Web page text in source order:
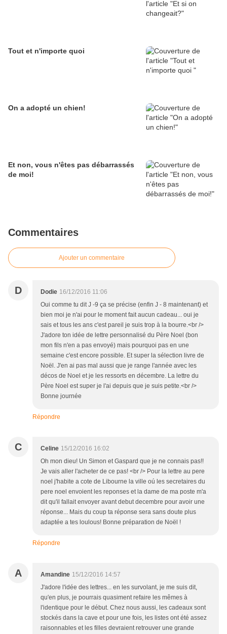
Tout et n'importe quoi
On a adopté un chien!
Et non, vous n'êtes pas débarrassés
de moi!
Commentaires
Ajouter un commentaire
D Dodie 16/12/2016 11:06
Oui comme tu dit J -9 ça se précise (enfin J - 8 maintenant) et
bien moi je n'ai pour le moment fait aucun cadeau... oui je
sais et tous les ans c'est pareil je suis trop à la bourre.<br />
J'adore ton idée de lettre personnalisé du Père Noel (bon
mon fils n'en a pas envoyé) mais pourquoi pas en une
semaine c'est encore possible. Et super la sélection livre de
Noël. J'en ai pas mal aussi que je range l'année avec les
décos de Noel et je les ressorts en décembre. La lettre du
Père Noel est super je l'ai depuis que je suis petite.<br />
Bonne journée
Répondre
C Celine 15/12/2016 16:02
Oh mon dieu! Un Simon et Gaspard que je ne connais pas!!
Je vais aller l'acheter de ce pas! <br /> Pour la lettre au pere
noel j'habite a cote de Libourne la ville oú les secretaires du
pere noel envoient les reponses et la dame de ma poste m'a
dit qu'il fallait envoyer avant debut decembre pour avoir une
réponse... Mais du coup ta réponse sera sans doute plus
adaptée a tes loulous! Bonne préparation de Noël !
Répondre
A Amandine 15/12/2016 14:57
J'adore l'idée des lettres... en les survolant, je me suis dit,
qu'en plus, je pourrais quasiment refaire les mêmes à
l'identique pour le début. Chez nous aussi, les cadeaux sont
stockés dans la cave et pour une fois, les listes ont été assez
raisonnables et les filles devraient retrouver une grande